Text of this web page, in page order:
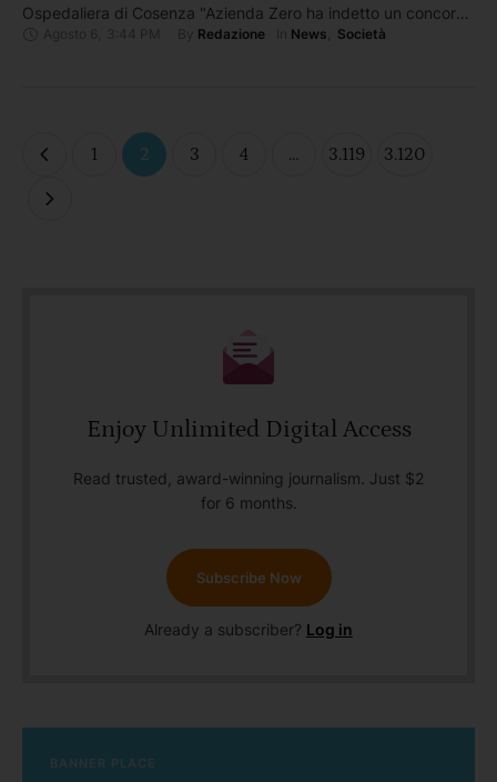
Ospedaliera di Cosenza "Azienda Zero ha indetto un concorso
pubblico regionale, per titoli ed esami, finalizzato ad
Redazione News Società
1 2 3 4 … 3.119 3.120
Enjoy Unlimited Digital Access
Read trusted, award-winning journalism. Just $2
for 6 months.
Subscribe Now
Already a subscriber? Log in
BANNER PLACE